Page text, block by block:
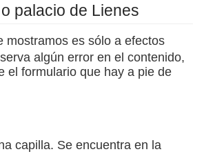
palacio de Lienes
mostramos es sólo a efectos
algún error en el contenido,
el formulario que hay a pie de
capilla. Se encuentra en la